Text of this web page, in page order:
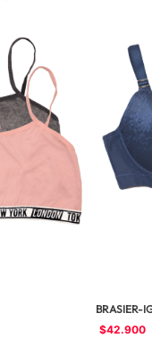
BRASIER-
$42.900